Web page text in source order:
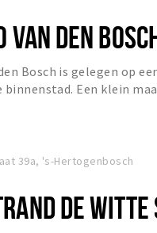
VAN DEN
Bosch is gelegen op
binnenstad. Een klein
39a, 's-Hertogenbosch
DE